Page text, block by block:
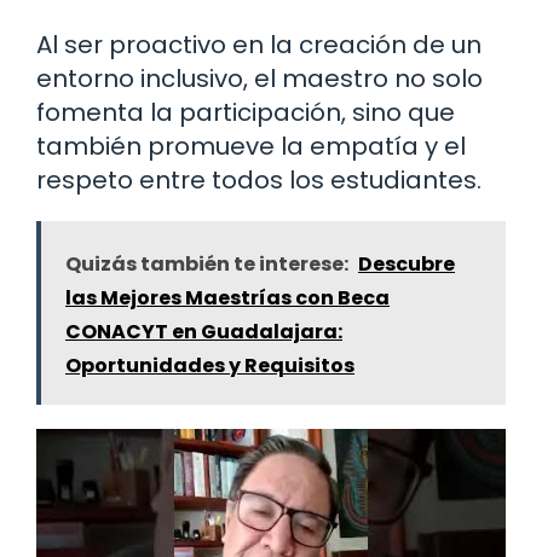
Al ser proactivo en la creación de un
entorno inclusivo, el maestro no solo
fomenta la participación, sino que
también promueve la empatía y el
respeto entre todos los estudiantes.
Quizás también te interese: Descubre
las Mejores Maestrías con Beca
CONACYT en Guadalajara:
Oportunidades y Requisitos